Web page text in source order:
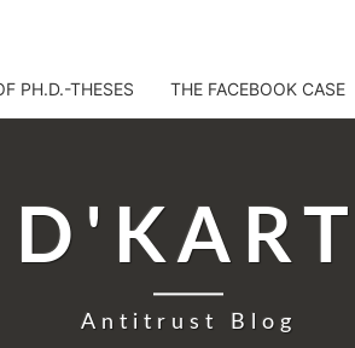
PH.D.-THESES THE FACEBOOK CASE
D'KART
Antitrust Blog